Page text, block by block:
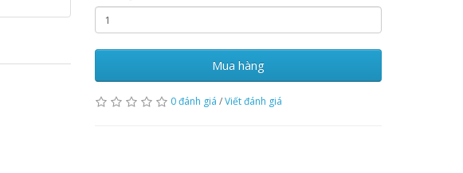
Mua hàng
0 đánh giá /Viết đánh giá